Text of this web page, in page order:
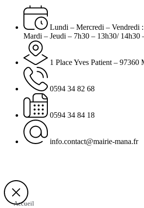
Lundi – Mercredi – Vendredi
Mardi – Jeudi – 7h30 – 13h30/ 14h30
1 Place Yves Patient –
0594 34 82 68
0594 34 84 18
info.contact@mairie-mana.fr
Accueil